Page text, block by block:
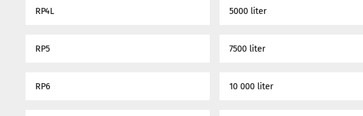
RP4L 5000 liter
RP5 7500 liter
RP6 10 000 liter